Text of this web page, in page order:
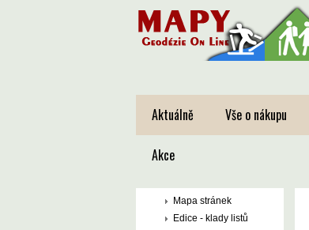
Aktuálně Vše o nákupu
Akce
Mapa stránek
Edice - klady listů